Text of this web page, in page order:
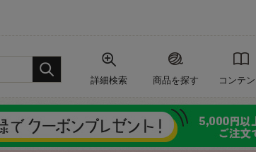
詳細検索 商品を探す コンテ